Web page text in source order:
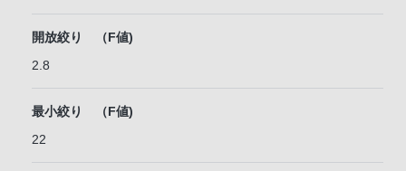
開放絞り （F値)
2.8
最小絞り （F値)
22